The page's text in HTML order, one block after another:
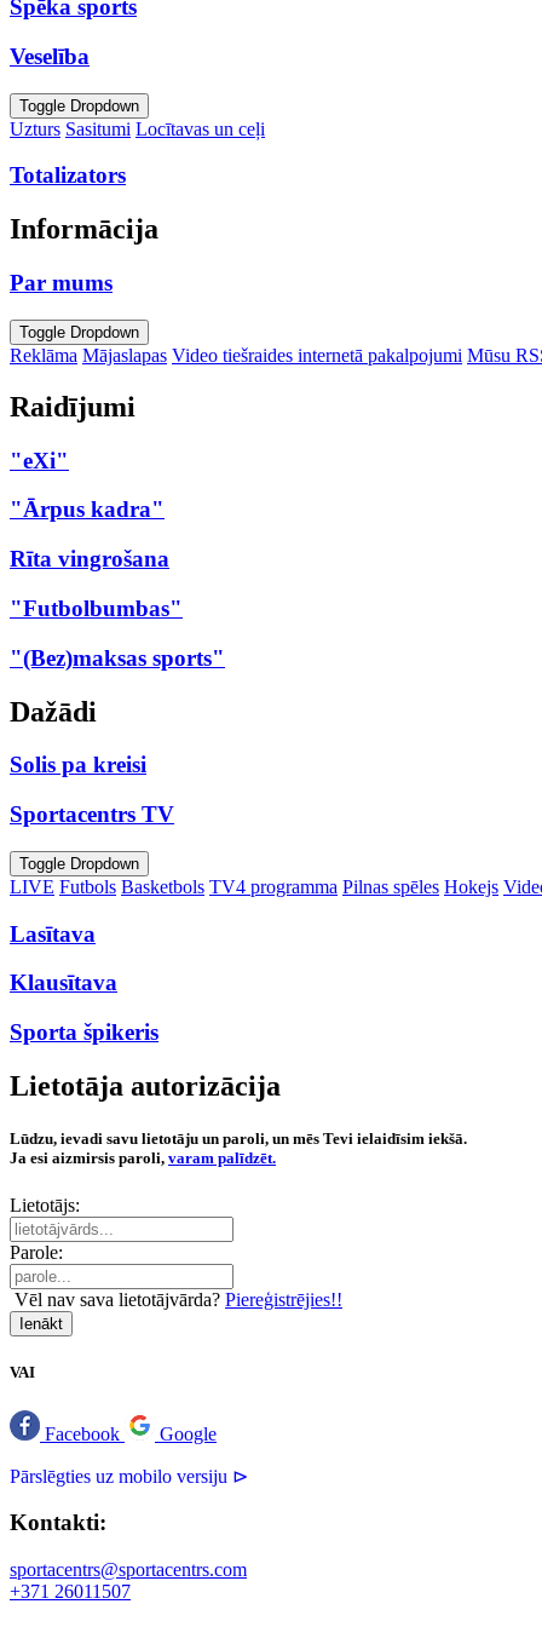
Spēka sports
Veselība
Toggle Dropdown
Uzturs Sasitumi Locītavas un ceļi
Totalizators
Informācija
Par mums
Toggle Dropdown
Reklāma Mājaslapas Video tiešraides internetā pakalpojumi Mūsu
Raidījumi
"eXi"
"Ārpus kadra"
Rīta vingrošana
"Futbolbumbas"
"(Bez)maksas sports"
Dažādi
Solis pa kreisi
Sportacentrs TV
Toggle Dropdown
LIVE Futbols Basketbols TV4 programma Pilnas spēles Hokejs
Lasītava
Klausītava
Sporta špikeris
Lietotāja autorizācija
Lūdzu, ievadi savu lietotāju un paroli, un mēs Tevi ielaidīsim iekšā.
Ja esi aizmirsis paroli, varam palīdzēt.
Lietotājs:
Parole:
Vēl nav sava lietotājvārda? Piereģistrējies!!
Ienākt
VAI
Facebook Google
Pārslēgties uz mobilo versiju ⊳
Kontakti:
sportacentrs@sportacentrs.com
+371 26011507